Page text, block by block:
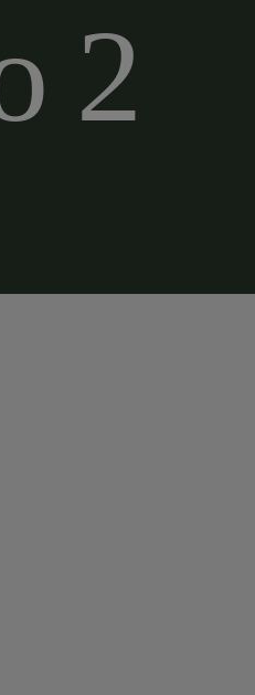
2